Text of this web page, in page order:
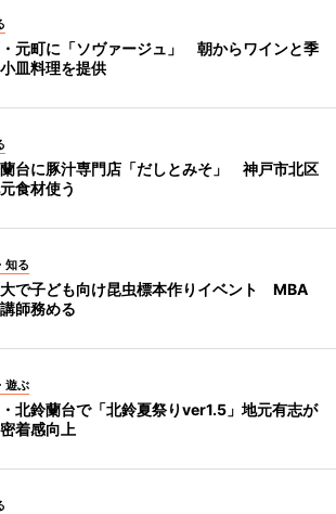
元町に「ソヴァージュ」 朝からワインと季
皿料理を提供
台に豚汁専門店「だしとみそ」 神戸市北区
食材使う
知る
で子ども向け昆虫標本作りイベント MBA
師務める
遊ぶ
北鈴蘭台で「北鈴夏祭りver1.5」地元有志が
着感向上